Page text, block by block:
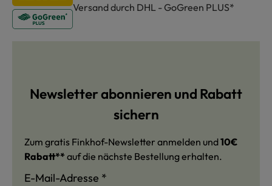
Versand durch DHL - GoGreen PLUS*
Newsletter abonnieren und Rabatt
sichern
Zum gratis Finkhof-Newsletter anmelden und10€
Rabatt** auf die nächste Bestellung erhalten.
E-Mail-Adresse *